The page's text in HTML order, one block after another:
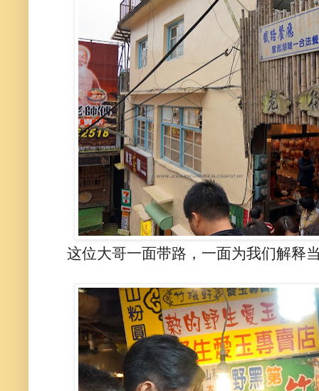
这位大哥一面带路，一面为我们解释